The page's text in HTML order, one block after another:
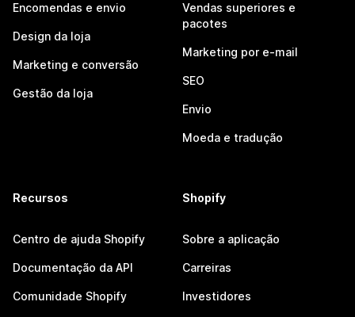
Encomendas e envio
Design da loja
Marketing e conversão
Gestão da loja
Vendas superiores e
pacotes
Marketing por e-mail
SEO
Envio
Moeda e tradução
Recursos
Centro de ajuda Shopify
Documentação da API
Comunidade Shopify
Shopify
Sobre a aplicação
Carreiras
Investidores